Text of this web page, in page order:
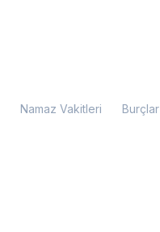
Namaz Vakitleri Burçlar